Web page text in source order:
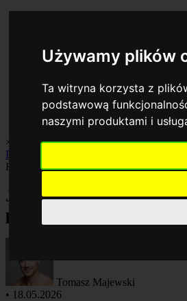
Używamy plików
Ta witryna korzysta z
podstawową
naszymi produktami i
× BiznesFinanseGospodarkaInwestycje
Praca
Finanse
Jak zmienić zlecenie
przez aplikację mobilną?
Tomasz Majewski
• 18.05.2026